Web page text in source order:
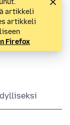
artikkeli
artikkeli
Firefox